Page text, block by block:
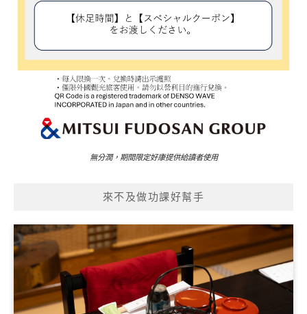
無分潤，期間限定好康提供給讀者使用
來不及做功課好幫手